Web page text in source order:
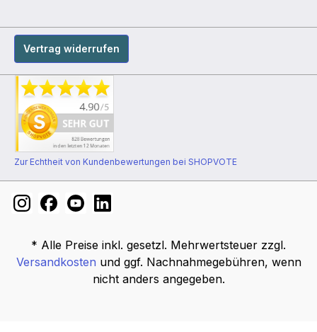
Vertrag widerrufen
Zur Echtheit von Kundenbewertungen bei SHOPVOTE
* Alle Preise inkl. gesetzl. Mehrwertsteuer zzgl.
Versandkosten und ggf. Nachnahmegebühren, wenn
nicht anders angegeben.